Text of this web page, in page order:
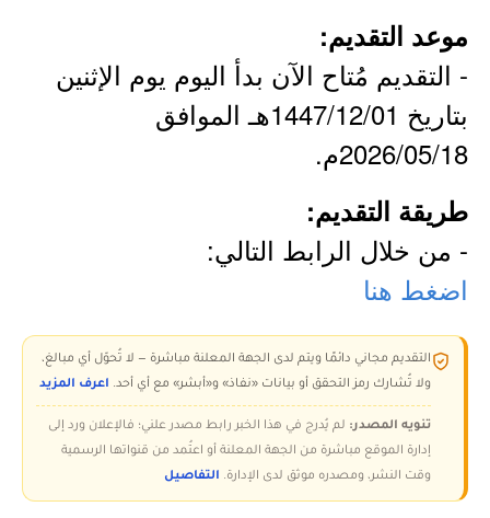
موعد التقديم:
- التقديم مُتاح الآن بدأ اليوم يوم الإثنين
بتاريخ 1447/12/01هـ الموافق
2026/05/18م.
طريقة التقديم:
- من خلال الرابط التالي:
اضغط هنا
التقديم مجاني دائمًا ويتم لدى الجهة المعلنة مباشرة — لا تُحوّل أي مبالغ،
ولا تُشارك رمز التحقق أو بيانات «نفاذ» و«أبشر» مع أي أحد. اعرف المزيد
تنويه المصدر: لم يُدرج في هذا الخبر رابط مصدر علني؛ فالإعلان ورد إلى
إدارة الموقع مباشرة من الجهة المعلنة أو اعتُمد من قنواتها الرسمية
وقت النشر، ومصدره موثق لدى الإدارة. التفاصيل